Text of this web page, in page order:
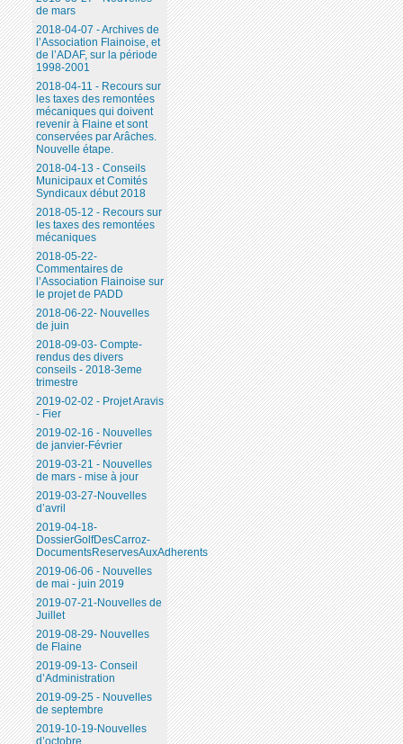
de mars
2018-04-07 - Archives de
l’Association Flainoise, et
de l’ADAF, sur la période
1998-2001
2018-04-11 - Recours sur
les taxes des remontées
mécaniques qui doivent
revenir à Flaine et sont
conservées par Arâches.
Nouvelle étape.
2018-04-13 - Conseils
Municipaux et Comités
Syndicaux début 2018
2018-05-12 - Recours sur
les taxes des remontées
mécaniques
2018-05-22-
Commentaires de
l’Association Flainoise sur
le projet de PADD
2018-06-22- Nouvelles
de juin
2018-09-03- Compte-
rendus des divers
conseils - 2018-3eme
trimestre
2019-02-02 - Projet Aravis
- Fier
2019-02-16 - Nouvelles
de janvier-Février
2019-03-21 - Nouvelles
de mars - mise à jour
2019-03-27-Nouvelles
d’avril
2019-04-18-
DossierGolfDesCarroz-
DocumentsReservesAuxAdherents
2019-06-06 - Nouvelles
de mai - juin 2019
2019-07-21-Nouvelles de
Juillet
2019-08-29- Nouvelles
de Flaine
2019-09-13- Conseil
d’Administration
2019-09-25 - Nouvelles
de septembre
2019-10-19-Nouvelles